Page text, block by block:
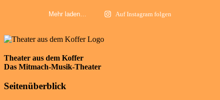
Mehr laden… Auf Instagram folgen
Theater aus dem Koffer
Das Mitmach-Musik-Theater
Seitenüberblick